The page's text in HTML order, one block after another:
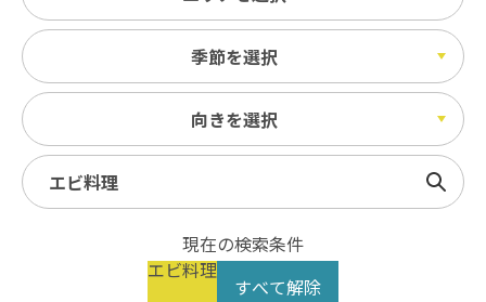
季節を選択
向きを選択
検索
現在の検索条件
エビ料理
すべて解除